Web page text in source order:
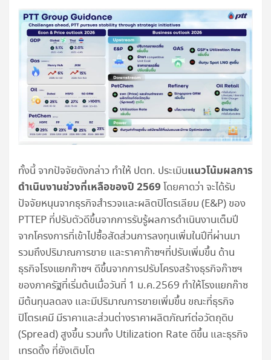
ทั้งนี้ จากปัจจัยดังกล่าว ทำให้ ปตท. ประเมินแนวโน้มผลการ
ดำเนินงานช่วงที่เหลือของปี2569 โดยคาดว่า จะได้รับ
ปัจจัยหนุนจากธุรกิจสำรวจและผลิตปิโตรเลียม (E&P) ของ
PTTEP ที่ปรับตัวดีขึ้นจากการรับรู้ผลการดำเนินงานเต็มปี
จากโครงการที่เข้าไปซื้อสัดส่วนการลงทุนเพิ่มในปีที่ผ่านมา
รวมถึงปริมาณการขาย และราคาก๊าซฯที่ปรับเพิ่มขึ้น ด้าน
ธุรกิจโรงแยกก๊าซฯ ดีขึ้นจากการปรับโครงสร้างธุรกิจก๊าซฯ
ของภาครัฐที่เริ่มต้นเมื่อวันที่ 1 ม.ค.2569 ทำให้โรงแยกก๊าซ
มีต้นทุนลดลง และมีปริมาณการขายเพิ่มขึ้น ขณะที่ธุรกิจ
ปิโตรเคมี มีราคาและส่วนต่างราคาผลิตภัณฑ์ต่อวัตถุดิบ
(Spread) สูงขึ้น รวมทั้ง Utilization Rate ดีขึ้น และธุรกิจ
เทรดดิ้ง ที่ยังเติบโต